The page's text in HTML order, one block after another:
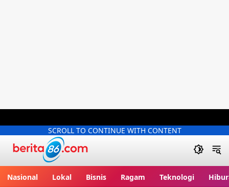
SCROLL TO CONTINUE WITH CONTENT
Nasional Lokal Bisnis Ragam Teknologi